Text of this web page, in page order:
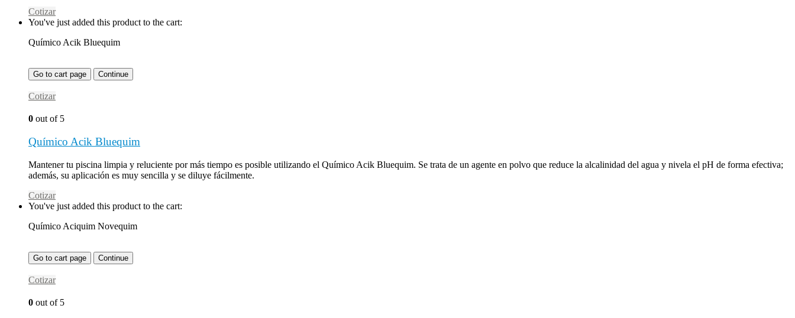
Cotizar
You've just added this product to the cart:
Químico Acik Bluequim
Go to cart page Continue
Cotizar
0 out of 5
Químico Acik Bluequim
Mantener tu piscina limpia y reluciente por más tiempo es posible utilizando el Químico Acik Bluequim. Se trata de un agente en polvo que reduce la alcalinidad del agua y nivela el pH de forma efectiva;
además, su aplicación es muy sencilla y se diluye fácilmente.
Cotizar
You've just added this product to the cart:
Químico Aciquim Novequim
Go to cart page Continue
Cotizar
0 out of 5